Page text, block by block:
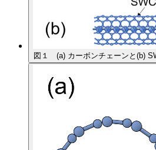
図１ (a) カーボンチェーンと(b)